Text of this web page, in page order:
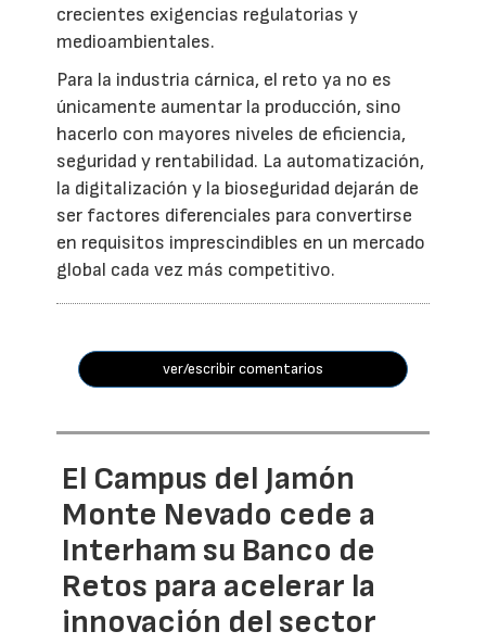
crecientes exigencias regulatorias y
medioambientales.
Para la industria cárnica, el reto ya no es
únicamente aumentar la producción, sino
hacerlo con mayores niveles de eficiencia,
seguridad y rentabilidad. La automatización,
la digitalización y la bioseguridad dejarán de
ser factores diferenciales para convertirse
en requisitos imprescindibles en un mercado
global cada vez más competitivo.
ver/escribir comentarios
El Campus del Jamón
Monte Nevado cede a
Interham su Banco de
Retos para acelerar la
innovación del sector